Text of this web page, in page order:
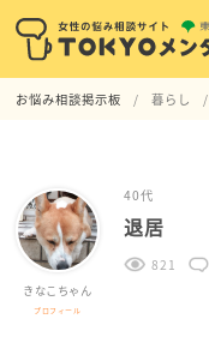
お悩み相談掲示板 暮らし
きなこちゃん
プロフィール
40代
退居
821